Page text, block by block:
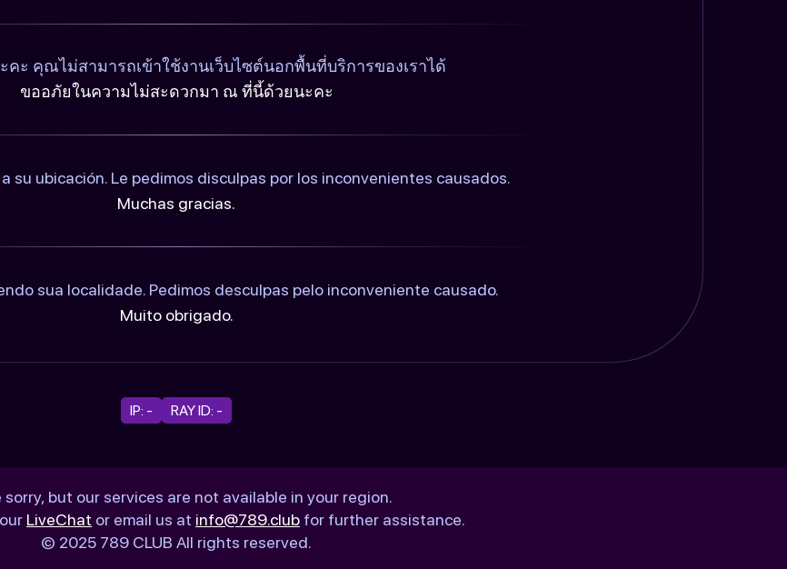
ะ คุณไม่สามารถเข้าใช้งานเว็บไซต์นอกพื้นที่บริการของเราได้
ขออภัยในความไม่สะดวกมา ณ ที่นี้ด้วยนะคะ
su ubicación. Le pedimos disculpas por los inconvenientes causados.
Muchas gracias.
sua localidade. Pedimos desculpas pelo inconveniente causado.
Muito obrigado.
IP: - RAY ID: -
sorry, but our services are not available in your region.
LiveChat or email us at info@789.club for further assistance.
© 2025 789 CLUB All rights reserved.